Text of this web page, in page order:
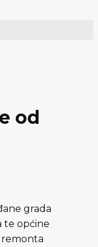
od
grada
te općine
remonta